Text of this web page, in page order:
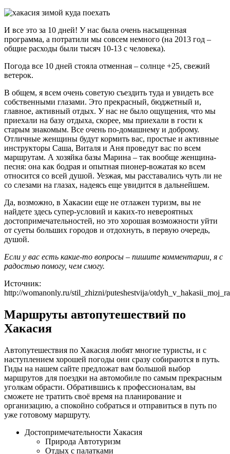
И все это за 10 дней! У нас была очень насыщенная
программа, а потратили мы совсем немного (на 2013 год –
общие расходы были тысяч 10-13 с человека).
Погода все 10 дней стояла отменная – солнце +25, свежий
ветерок.
В общем, я всем очень советую съездить туда и увидеть все
собственными глазами. Это прекрасный, бюджетный и,
главное, активный отдых. У нас не было ощущения, что мы
приехали на базу отдыха, скорее, мы приехали в гости к
старым знакомым. Все очень по-домашнему и доброму.
Отличные женщины будут кормить вас, простые и активные
инструкторы Саша, Виталя и Аня проведут вас по всем
маршрутам. А хозяйка базы Марина – так вообще женщина-
песня: она как бодрая и опытная пионер-вожатая ко всем
относится со всей душой. Уезжая, мы расставались чуть ли не
со слезами на глазах, надеясь еще увидится в дальнейшем.
Да, возможно, в Хакасии еще не отлажен туризм, вы не
найдете здесь супер-условий и каких-то невероятных
достопримечательностей, но это хорошая возможности уйти
от суеты больших городов и отдохнуть, в первую очередь,
душой.
Если у вас есть какие-то вопросы – пишите комментарии, я с
радостью помогу, чем смогу.
Источник:
http://womanonly.ru/stil_zhizni/puteshestvija/
Маршруты автопутешествий по
Хакасия
Автопутешествия по Хакасия любят многие туристы, и с
наступлением хорошей погоды они сразу собираются в путь.
Гиды на нашем сайте предложат вам большой выбор
маршрутов для поездки на автомобиле по самым прекрасным
уголкам обрасти. Обратившись к профессионалам, вы
сможете не тратить своё время на планирование и
организацию, а спокойно собраться и отправиться в путь по
уже готовому маршруту.
Достопримечательности Хакасия
Природа Автотуризм
Отдых с палатками